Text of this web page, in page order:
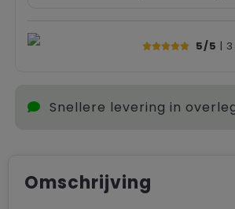
5/5 | 3
Snellere levering in
Omschrijving